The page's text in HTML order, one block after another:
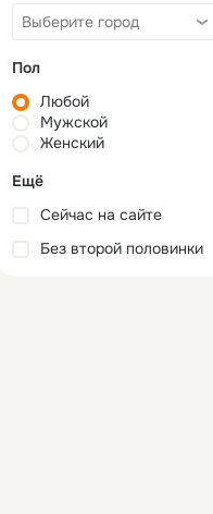
Пол
Любой
Мужской
Женский
Ещё
Сейчас на сайте
Без второй половинки